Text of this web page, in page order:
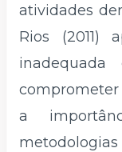
atividades
Rios (2011)
inadequada
a